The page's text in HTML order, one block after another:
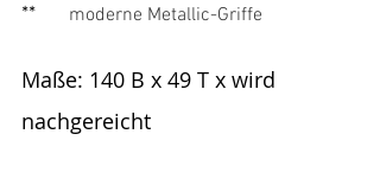
** moderne Metallic-Griffe
Maße: 140 B x 49 T x wird
nachgereicht